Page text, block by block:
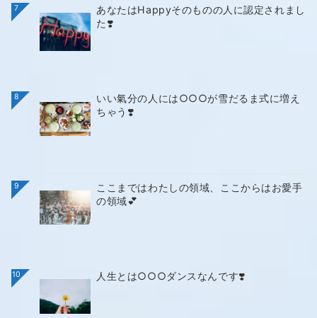
7
あなたはHappyそのものの人に認定されまし
た❣️
8
いい氣分の人には○○○が雪だるま式に増え
ちゃう❣️
9
ここまではわたしの領域、ここからはお愛手
の領域💕
10 人生とは○○○ダンスなんです❣️